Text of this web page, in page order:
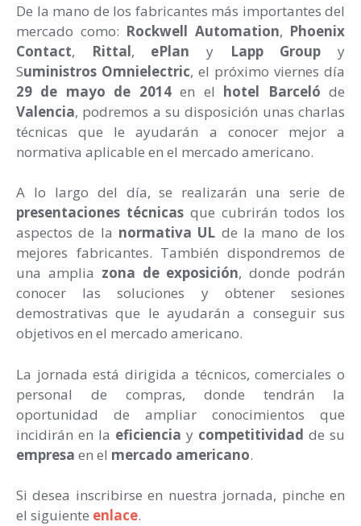
De la mano de los fabricantes más importantes del
mercado como: Rockwell Automation, Phoenix
Contact, Rittal, ePlan y Lapp Group y
Suministros Omnielectric, el próximo viernes día
29 de mayo de 2014en el hotel Barceló de
Valencia, podremos a su disposición unas charlas
técnicas que le ayudarán a conocer mejor a
normativa aplicable en el mercado americano.
A lo largo del día, se realizarán una serie de
presentaciones técnicas que cubrirán todos los
aspectos de la normativa UL de la mano de los
mejores fabricantes. También dispondremos de
una amplia zona de exposición, donde podrán
conocer las soluciones y obtener sesiones
demostrativas que le ayudarán a conseguir sus
objetivos en el mercado americano.
La jornada está dirigida a técnicos, comerciales o
personal de compras, donde tendrán la
oportunidad de ampliar conocimientos que
incidirán en la eficiencia y competitividad de su
empresa en el mercado americano.
Si desea inscribirse en nuestra jornada, pinche en
el siguiente enlace.